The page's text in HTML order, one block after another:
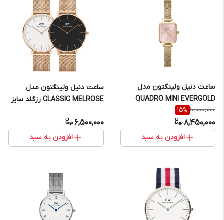
ساعت دنیل ولینگتون مدل
QUADRO MINI EVERGOLD
BLUSH طلایی
10,000,000
15%
8,450,000
افزودن به سبد
ساعت دنیل ولینگتون مدل
CLASSIC MELROSE رزگلد سایز
6,500,000
افزودن به سبد